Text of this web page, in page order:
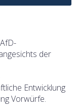
der
Entwicklung
Vorwürfe.